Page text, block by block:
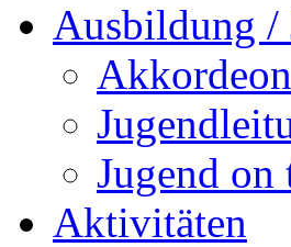
Ausbildung /
Akkordeon
Jugend on
Aktivitäten